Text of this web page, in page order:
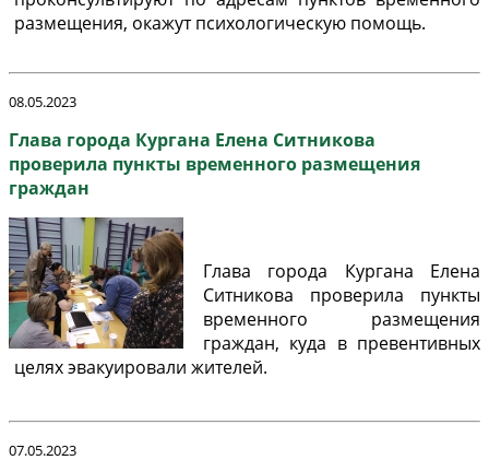
размещения, окажут психологическую помощь.
08.05.2023
Глава города Кургана Елена Ситникова
проверила пункты временного размещения
граждан
Глава города Кургана Елена
Ситникова проверила пункты
временного размещения
граждан, куда в превентивных
целях эвакуировали жителей.
07.05.2023